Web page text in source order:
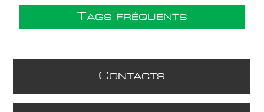
TAGS FRÉQUENTS
CONTACTS